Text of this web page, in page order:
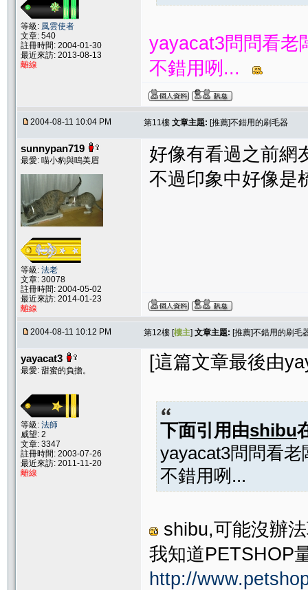
等級: 風雲使者
文章: 540
註冊時間: 2004-01-30
最近來訪: 2013-08-13
離線
yayacat3問問看老
不錯用咧...
2004-08-11 10:04 PM 第11樓 文章主題: [推薦]不錯用的刷毛器
sunnypan719
最愛: 喵小豹與嗚美眉
等級: 法老
文章: 30078
註冊時間: 2004-05-02
最近來訪: 2014-01-23
離線
好像有看過之前網
不過印象中好像是
2004-08-11 10:12 PM 第12樓 [樓主] 文章主題: [推薦]不錯用的刷毛
yayacat3
最愛: 甜蜜的負擔。
等級: 法師
威望: 2
文章: 3347
註冊時間: 2003-07-26
最近來訪: 2011-11-20
離線
[這篇文章最後由
下面引用由shibu
yayacat3問問看
不錯用咧...
shibu,可能沒辦
我知道PETSHOP
http://